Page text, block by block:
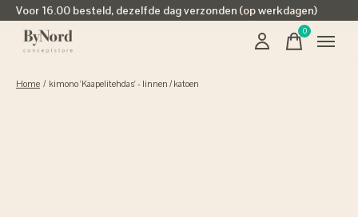
Voor 16.00 besteld, dezelfde dag verzonden (op werkdagen)
0items
Home / kimono 'Kaapelitehdas' - linnen / katoen